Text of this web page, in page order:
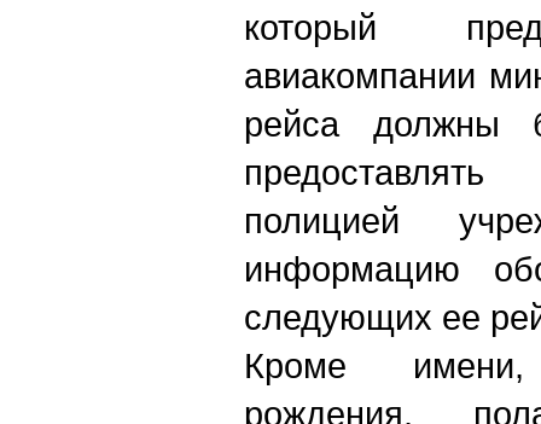
который
авиакомпании
рейса должны
полицией
информацию
следующих ее
Кроме
рождения,